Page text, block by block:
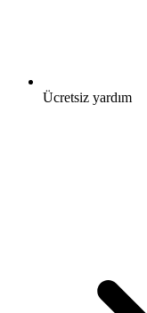
Ücretsiz yardım